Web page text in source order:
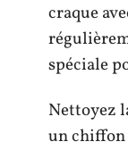
craque
spéciale
Nettoyez
un chiffon